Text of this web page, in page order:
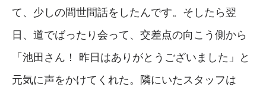
て、少しの間世間話をしたんです。そしたら翌
日、道でばったり会って、交差点の向こう側から
「池田さん！ 昨日はありがとうございました」と
元気に声をかけてくれた。隣にいたスタッフは